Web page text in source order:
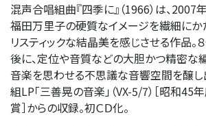
混声合唱組曲『四季に』（1966）は、
福田万里子の硬質なイメージを繊細にか
リスティックな結晶美を感じさせる作品。
後に、定位や音質などの大胆かつ精密な
音楽を思わせる不思議な音響空間を醸し
組LP「三善晃の音楽」（VX-5/7）［昭和
賞］からの収録。初ＣＤ化。